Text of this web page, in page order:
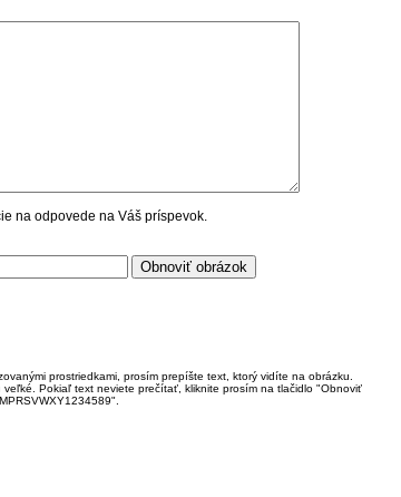
na odpovede na Váš príspevok.
prostriedkami, prosím prepíšte text, ktorý vidíte na obrázku.
Pokiaľ text neviete prečítať, kliknite prosím na tlačidlo "Obnoviť